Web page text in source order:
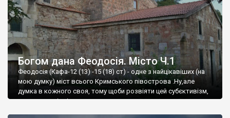
Богом дана Феодосія. Місто Ч.1
Феодосія (Кафа-12 (13) -15 (18) ст) - одне з найцікавіших (на
мою думку) міст всього Кримського півострова .Ну,але
думка в кожного своя, тому щоби розвіяти цей субєктивізм,
запрошую відвідати це